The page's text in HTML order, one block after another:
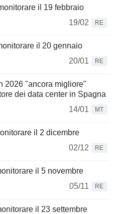
il 19 febbraio
19/02
RE
il 20 gennaio
20/01
RE
2026 "ancora migliore"
dei data center in Spagna
14/01
MT
il 2 dicembre
02/12
RE
il 5 novembre
05/11
RE
il 23 settembre